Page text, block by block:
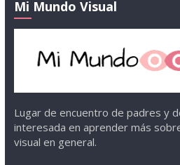
Mi Mundo Visual
Lugar de encuentro de padres y
interesada en aprender más
visual en general.